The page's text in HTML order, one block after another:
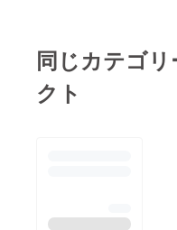
同じカテゴ
クト